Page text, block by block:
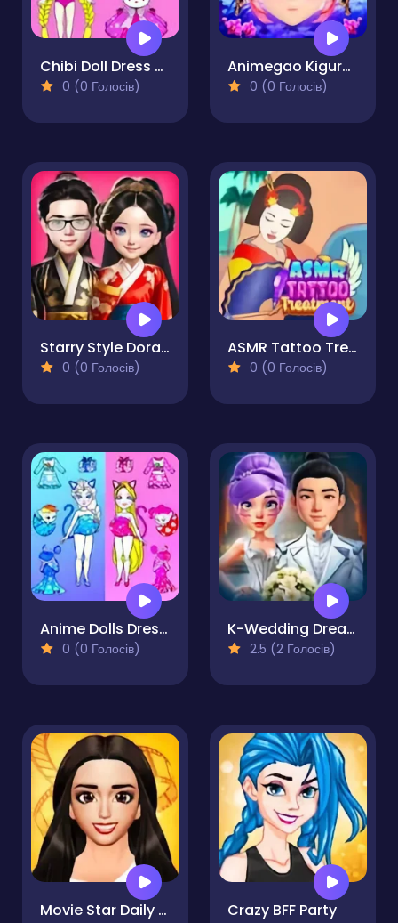
Chibi Doll Dress Up Makeover
0 (0 Голосів)
Animegao Kigurumi DIY
0 (0 Голосів)
Starry Style Dorama of Dream
0 (0 Голосів)
ASMR Tattoo Treatment
0 (0 Голосів)
Anime Dolls Dress Up Games
0 (0 Голосів)
K-Wedding Dream
2.5 (2 Голосів)
Movie Star Daily Routine Crazy BFF Party